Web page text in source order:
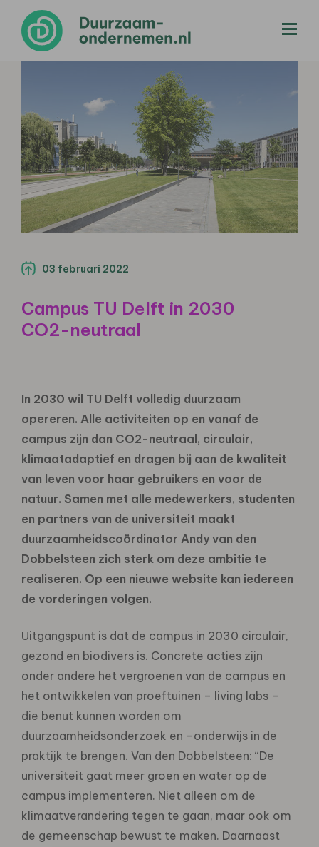
03 februari 2022
Campus TU Delft in 2030
CO2-neutraal
In 2030 wil TU Delft volledig duurzaam
opereren. Alle activiteiten op en vanaf de
campus zijn dan CO2-neutraal, circulair,
klimaatadaptief en dragen bij aan de kwaliteit
van leven voor haar gebruikers en voor de
natuur. Samen met alle medewerkers, studenten
en partners van de universiteit maakt
duurzaamheidscoördinator Andy van den
Dobbelsteen zich sterk om deze ambitie te
realiseren. Op een nieuwe website kan iedereen
de vorderingen volgen.
Uitgangspunt is dat de campus in 2030 circulair,
gezond en biodivers is. Concrete acties zijn
onder andere het vergroenen van de campus en
het ontwikkelen van proeftuinen – living labs –
die benut kunnen worden om
duurzaamheidsonderzoek en –onderwijs in de
praktijk te brengen. Van den Dobbelsteen: “De
universiteit gaat meer groen en water op de
campus implementeren. Niet alleen om de
klimaatverandering tegen te gaan, maar ook om
de gemeenschap bewust te maken. Daarnaast